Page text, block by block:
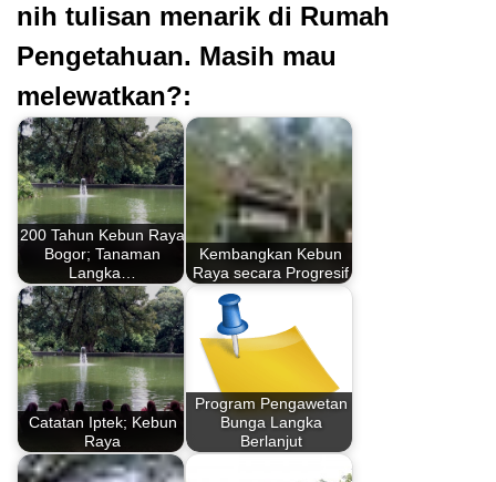
nih tulisan menarik di Rumah
Pengetahuan. Masih mau
melewatkan?:
200 Tahun Kebun Raya
Bogor; Tanaman
Langka…
Kembangkan Kebun
Raya secara Progresif
Catatan Iptek; Kebun
Raya
Program Pengawetan
Bunga Langka
Berlanjut